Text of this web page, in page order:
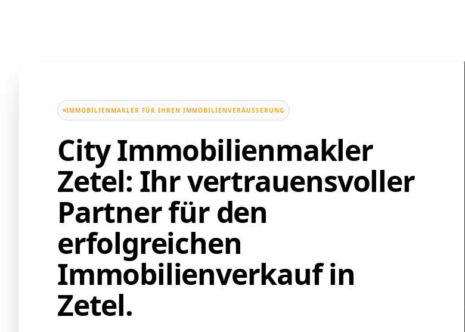
IMMOBILIENMAKLER FÜR IHREN IMMOBILIENVERÄUSSERUNG
City Immobilienmakler
Zetel: Ihr vertrauensvoller
Partner für den
erfolgreichen
Immobilienverkauf in
Zetel.